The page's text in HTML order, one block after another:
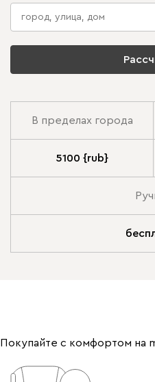
В пределах города
5100 {rub}
Покупайте с комфортом на